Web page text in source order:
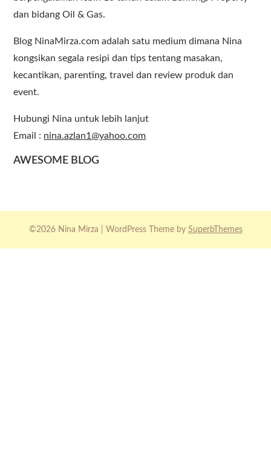
dan bidang Oil & Gas.
Blog NinaMirza.com adalah satu medium dimana Nina
kongsikan segala resipi dan tips tentang masakan,
kecantikan, parenting, travel dan review produk dan
event.
Hubungi Nina untuk lebih lanjut
Email : nina.azlan1@yahoo.com
AWESOME BLOG
©2026 Nina Mirza | WordPress Theme by SuperbThemes